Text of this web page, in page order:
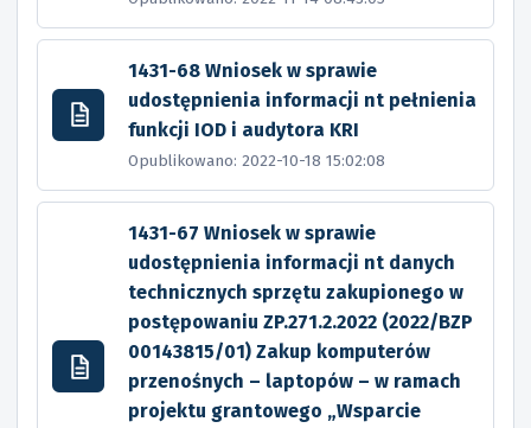
1431-68 Wniosek w sprawie
udostępnienia informacji nt pełnienia
funkcji IOD i audytora KRI
Opublikowano: 2022-10-18 15:02:08
1431-67 Wniosek w sprawie
udostępnienia informacji nt danych
technicznych sprzętu zakupionego w
postępowaniu ZP.271.2.2022 (2022/BZP
00143815/01) Zakup komputerów
przenośnych – laptopów – w ramach
projektu grantowego „Wsparcie